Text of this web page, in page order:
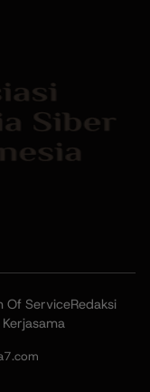
Of ServiceRedaksi